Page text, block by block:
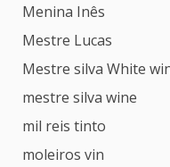
Menina Inês
Mestre Lucas
Mestre silva White
mestre silva wine
mil reis tinto
moleiros vin